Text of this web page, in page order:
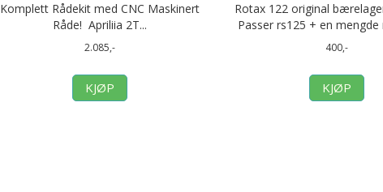
Komplett Rådekit med CNC Maskinert
Råde! Apriliia 2T...
2.085,-
KJØP
Rotax 122 original
Passer rs125 + en mengde
400,-
KJØP